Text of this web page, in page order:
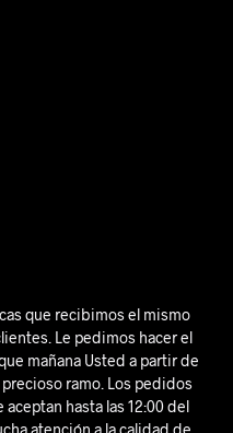
que recibimos el mismo
Le pedimos hacer el
mañana Usted a partir de
precioso ramo. Los pedidos
hasta las 12:00 del
atención a la calidad de